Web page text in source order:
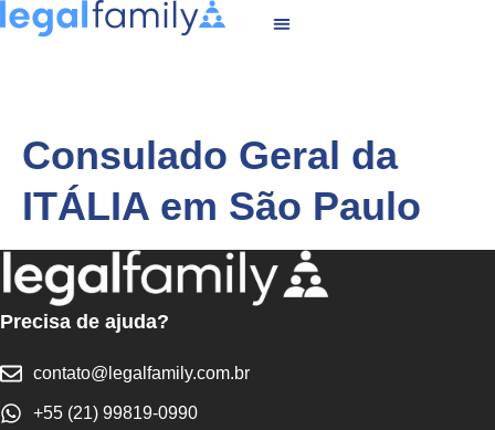
Consulado Geral da
ITÁLIA em São Paulo
Precisa de ajuda?
contato@legalfamily.com.br
+55 (21) 99819-0990